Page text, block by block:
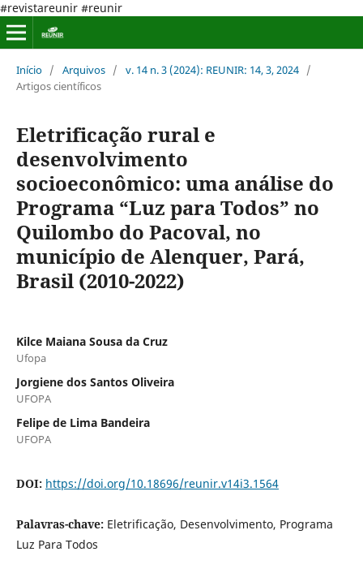
#revistareunir #reunir
Início / Arquivos / v. 14 n. 3 (2024): REUNIR: 14, 3, 2024 /
Artigos científicos
Eletrificação rural e
desenvolvimento
socioeconômico: uma análise do
Programa “Luz para Todos” no
Quilombo do Pacoval, no
município de Alenquer, Pará,
Brasil (2010-2022)
Kilce Maiana Sousa da Cruz
Ufopa
Jorgiene dos Santos Oliveira
UFOPA
Felipe de Lima Bandeira
UFOPA
DOI: https://doi.org/10.18696/reunir.v14i3.1564
Palavras-chave: Eletrificação, Desenvolvimento, Programa
Luz Para Todos